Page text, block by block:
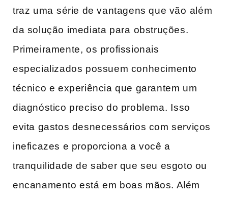
traz uma⁤ série de‍ vantagens que vão ⁤além ​
da solução ​imediata para⁢ obstruções.⁤
Primeiramente, os profissionais
especializados possuem conhecimento
técnico e‌ experiência que ‌garantem um‌
diagnóstico preciso do problema.⁣ Isso
evita ‍gastos desnecessários com serviços
ineficazes e‌ proporciona a você a
tranquilidade de saber que seu‍ esgoto ​ou
encanamento está em boas ‍mãos. Além